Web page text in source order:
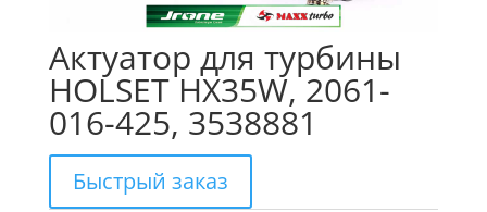
Актуатор для турбины
HOLSET HX35W, 2061-
016-425, 3538881
Быстрый заказ